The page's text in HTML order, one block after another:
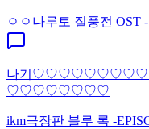
ㅇㅇ 나루토 질풍전 OST
나기♡♡♡♡♡♡♡♡♡
♡♡♡♡♡♡♡♡
ikm극장판 블루 록 -